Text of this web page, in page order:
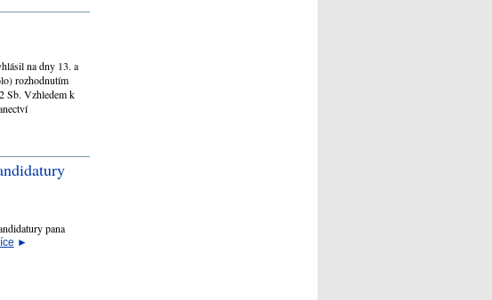
na dny 13. a
rozhodnutím
Sb. Vzhledem k
pana
►